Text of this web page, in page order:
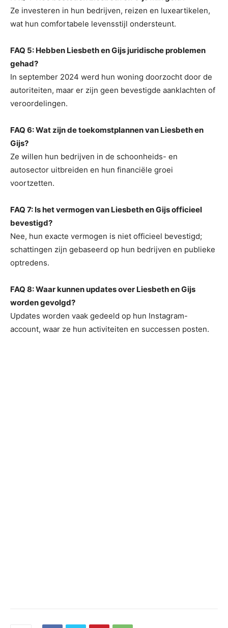
Ze investeren in hun bedrijven, reizen en luxeartikelen,
wat hun comfortabele levensstijl ondersteunt.
FAQ 5: Hebben Liesbeth en Gijs juridische problemen
gehad?
In september 2024 werd hun woning doorzocht door de
autoriteiten, maar er zijn geen bevestigde aanklachten of
veroordelingen.
FAQ 6: Wat zijn de toekomstplannen van Liesbeth en
Gijs?
Ze willen hun bedrijven in de schoonheids- en
autosector uitbreiden en hun financiële groei
voortzetten.
FAQ 7: Is het vermogen van Liesbeth en Gijs officieel
bevestigd?
Nee, hun exacte vermogen is niet officieel bevestigd;
schattingen zijn gebaseerd op hun bedrijven en publieke
optredens.
FAQ 8: Waar kunnen updates over Liesbeth en Gijs
worden gevolgd?
Updates worden vaak gedeeld op hun Instagram-
account, waar ze hun activiteiten en successen posten.